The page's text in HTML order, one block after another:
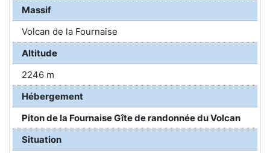
Massif
Volcan de la Fournaise
Altitude
2246 m
Hébergement
Piton de la Fournaise Gîte de randonnée du Volcan
Situation